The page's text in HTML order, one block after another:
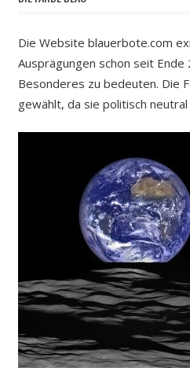
Die Website blauerbote.com
Ausprägungen schon seit
Besonderes zu bedeuten. Die
gewählt, da sie politisch neutral